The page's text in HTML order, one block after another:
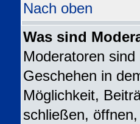
Nach oben
Was sind
Moderatoren
Geschehen in
Möglichkeit,
schließen,